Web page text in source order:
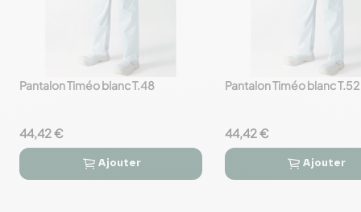
favorite_border
Pantalon Timéo blanc T.48
44,42 €
 
Ajouter
favorite_border
Pantalon Timéo blanc T.52
44,42 €
 
Ajouter